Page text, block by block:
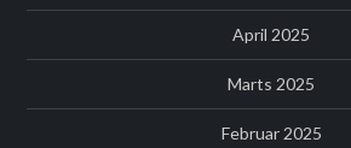
April 2025
Marts 2025
Februar 2025